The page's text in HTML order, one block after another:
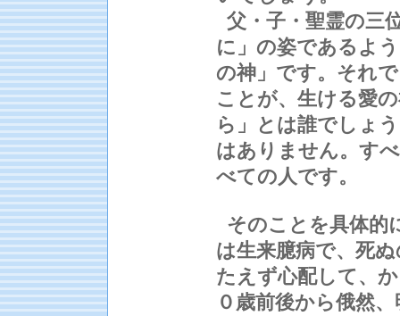
父・子・聖霊の三
に」の姿であるよ
の神」です。それ
ことが、生ける愛
ら」とは誰でしょ
はありません。す
べての人です。
そのことを具体的
は生来臆病で、死
たえず心配して、
０歳前後から俄然